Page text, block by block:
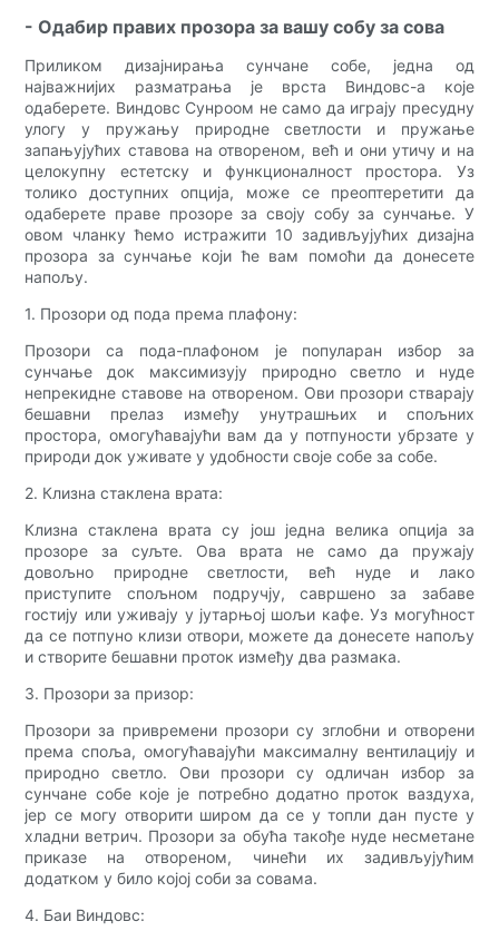
- Одабир правих прозора за вашу собу за сова
Приликом дизајнирања сунчане собе, једна од
најважнијих разматрања је врста Виндовс-а које
одаберете. Виндовс Сунроом не само да играју пресудну
улогу у пружању природне светлости и пружање
запањујућих ставова на отвореном, већ и они утичу и на
целокупну естетску и функционалност простора. Уз
толико доступних опција, може се преоптеретити да
одаберете праве прозоре за своју собу за сунчање. У
овом чланку ћемо истражити 10 задивљујућих дизајна
прозора за сунчање који ће вам помоћи да донесете
напољу.
1. Прозори од пода према плафону:
Прозори са пода-плафоном је популаран избор за
сунчање док максимизују природно светло и нуде
непрекидне ставове на отвореном. Ови прозори стварају
бешавни прелаз између унутрашњих и спољних
простора, омогућавајући вам да у потпуности убрзате у
природи док уживате у удобности своје собе за собе.
2. Клизна стаклена врата:
Клизна стаклена врата су још једна велика опција за
прозоре за суљте. Ова врата не само да пружају
довољно природне светлости, већ нуде и лако
приступите спољном подручју, савршено за забаве
гостију или уживају у јутарњој шољи кафе. Уз могућност
да се потпуно клизи отвори, можете да донесете напољу
и створите бешавни проток између два размака.
3. Прозори за призор:
Прозори за привремени прозори су зглобни и отворени
према споља, омогућавајући максималну вентилацију и
природно светло. Ови прозори су одличан избор за
сунчане собе које је потребно додатно проток ваздуха,
јер се могу отворити широм да се у топли дан пусте у
хладни ветрич. Прозори за обућа такође нуде несметане
приказе на отвореном, чинећи их задивљујућим
додатком у било којој соби за совама.
4. Баи Виндовс: